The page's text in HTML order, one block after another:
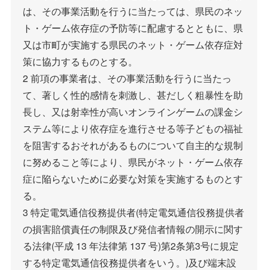
は、その事業活動を行うに当たっては、県民のネッ
ト・ゲーム依存症の予防等に配慮するとともに、県
又は市町が実施する県民のネット・ゲーム依存症対
策に協力するものとする。
2 前項の事業者は、その事業活動を行うに当たっ
て、著しく性的感情を刺激し、甚だしく粗暴性を助
長し、又は射幸性が高いオンラインゲームの課金シ
ステム等により依存症を進行させる等子どもの福祉
を阻害するおそれがあるものについて自主的な規制
に努めること等により、県民がネット・ゲーム依存
症に陥らないために必要な対策を実施するものとす
る。
3 特定電気通信役務提供者(特定電気通信役務提供者
の損害賠償責任の制限及び発信者情報の開示に関す
る法律(平成 13 年法律第 137 号)第2条第3号に規定
する特定電気通信役務提供者をいう。)及び端末設